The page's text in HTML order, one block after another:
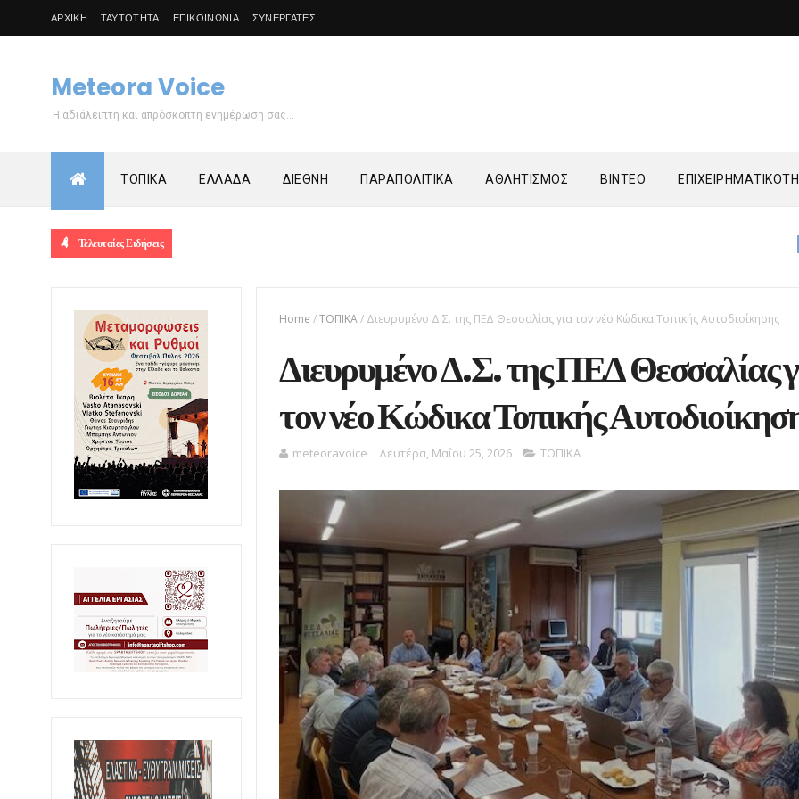
ΑΡΧΙΚΗ ΤΑΥΤΟΤΗΤΑ ΕΠΙΚΟΙΝΩΝΙΑ ΣΥΝΕΡΓΑΤΕΣ
Meteora Voice
Η αδιάλειπτη και απρόσκοπτη ενημέρωση σας...
ΤΟΠΙΚΑ ΕΛΛΑΔΑ ΔΙΕΘΝΗ ΠΑΡΑΠΟΛΙΤΙΚΑ ΑΘΛΗΤΙΣΜΟΣ ΒΙΝΤΕΟ
Τελευταίες Ειδήσεις
Home /ΤΟΠΙΚΑ/ Διευρυμένο Δ.Σ. της ΠΕΔ Θεσσαλίας για τον νέο Κώδικα Τοπικής Αυτοδιοίκησης
Διευρυμένο Δ.Σ. της ΠΕΔ Θεσσαλίας
τον νέο Κώδικα Τοπικής
meteoravoice Δευτέρα, Μαΐου 25, 2026 ΤΟΠΙΚΑ